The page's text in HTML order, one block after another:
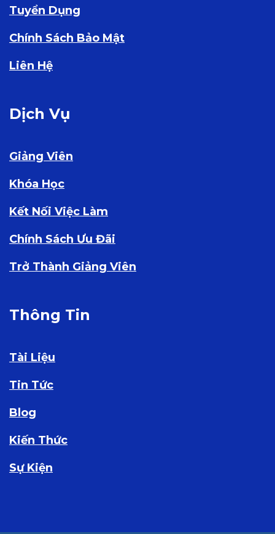
Tuyển Dụng
Chính Sách Bảo Mật
Liên Hệ
Dịch Vụ
Giảng Viên
Khóa Học
Kết Nối Việc Làm
Chính Sách Ưu Đãi
Trở Thành Giảng Viên
Thông Tin
Tài Liệu
Tin Tức
Blog
Kiến Thức
Sự Kiện